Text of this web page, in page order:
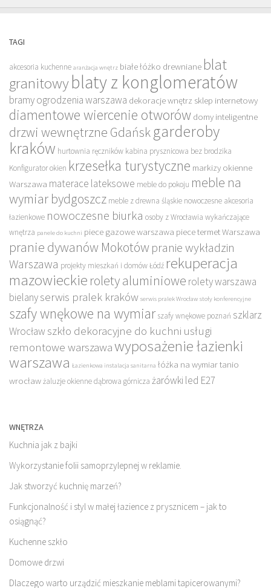
TAGI
akcesoria kuchenne aranżacja wnętrz białe łóżko drewniane blat
granitowyblaty z konglomeratów
bramy ogrodzenia warszawa dekoracje wnętrz sklep internetowy
diamentowe wiercenie otworów domy inteligentne
drzwi wewnętrzne Gdańsk garderoby
kraków hurtownia ręczników kabina prysznicowa bez brodzika
Konfigurator okien krzesełka turystyczne markizy okienne
Warszawa materace lateksowe meble do pokoju meble na
wymiar bydgoszcz meble z drewna śląskie nowoczesne akcesoria
łazienkowe nowoczesne biurka osoby z Wrocławia wykańczające
wnętrza panele do kuchni piece gazowe warszawa piece termet Warszawa
pranie dywanów Mokotów pranie wykładzin
Warszawa projekty mieszkań i domów Łódź rekuperacja
mazowieckie rolety aluminiowe rolety warszawa
bielanyserwis pralek kraków serwis pralek Wrocław stoły konferencyjne
szafy wnękowe na wymiar szafy wnękowe poznań szklarz
Wrocław szkło dekoracyjne do kuchni usługi
remontowe warszawawyposażenie łazienki
warszawa Łazienkowa instalacja sanitarna łóżka na wymiar tanio
wrocławżaluzje okienne dąbrowa górnicza żarówki led E27
WNĘTRZA
Kuchnia jak z bajki
Wykorzystanie folii samoprzylepnej w reklamie.
Jak stworzyć kuchnię marzeń?
Funkcjonalność i styl w małej łazience z prysznicem – jak to
osiągnąć?
Kuchenne szkło
Domowe drzwi
Dlaczego warto urządzić mieszkanie meblami tapicerowanymi?